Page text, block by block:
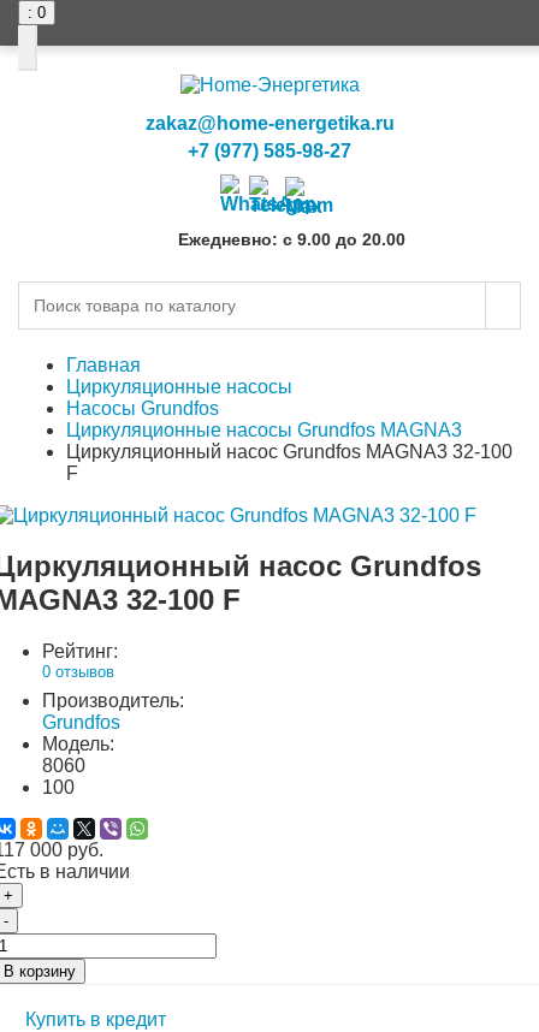
: 0
zakaz@home-energetika.ru
+7 (977) 585-98-27
Ежедневно: с 9.00 до 20.00
Главная
Циркуляционные насосы
Насосы Grundfos
Циркуляционные насосы Grundfos MAGNA3
Циркуляционный насос Grundfos MAGNA3 32-100
F
насос Grundfos
32-100 F
Рейтинг:
0 отзывов
Производитель:
Grundfos
Модель:
8060
100
000 руб.
в наличии
+
-
В корзину
Купить в кредит